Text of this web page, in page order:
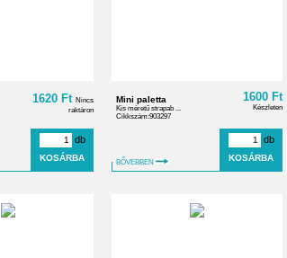
1620 Ft Nincs
raktáron
db
Mini paletta
Kis méretű strapab ...
Cikkszám:903297
BŐVEBBEN
1600 Ft
Készleten
db